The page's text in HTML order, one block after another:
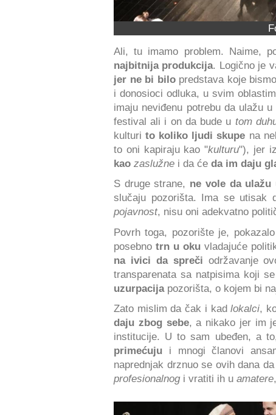
Ali, tu imamo problem. Naime,
najbitnija produkcija. Logično je
jer ne bi bilopredstava koje
i donosioci odluka, u svim
imaju neviđenu potrebu da ulažu
festival ali i on da bude u tom
kulturito koliko ljudi skupe na
to oni kapiraju kao "kulturu"), jer
kao zaslužne i da će da im daju
S druge strane, ne vole da ulažu
slučaju pozorišta. Ima se utisak
pojavnost, nisu oni adekvatno
Povrh toga, pozorište je,
posebno trn u oku vladajuće
na ivici da spreči održavanje
transparenata sa natpisima koji
uzurpacijapozorišta, o kojem bi
Zato mislim da čak i kadlokalci,
daju zbog sebe, a nikako jer im
institucije. U to sam ubeđen, a
primećuju i mnogi članovi
naprednjak drznuo se ovih dana
profesionalnogi vratiti ih u amatere